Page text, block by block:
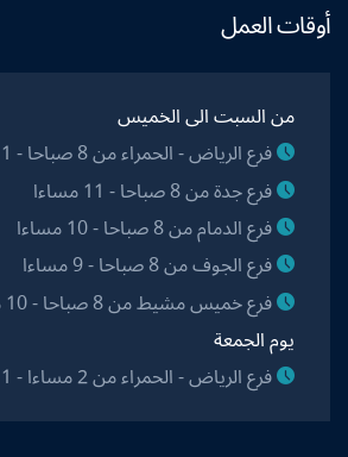
أوقات العمل
من السبت الى الخميس
فرع الرياض - الحمراء من 8 صباحا - 11 مساءا
فرع جدة من 8 صباحا - 11 مساءا
فرع الدمام من 8 صباحا - 10 مساءا
فرع الجوف من 8 صباحا - 9 مساءا
فرع خميس مشيط من 8 صباحا - 10 مساءا
يوم الجمعة
فرع الرياض - الحمراء من 2 مساءا - 11 مساءا